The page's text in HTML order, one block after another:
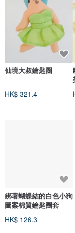
仙境大叔鑰匙圈
HK$ 321.4
綁著蝴蝶結的白色小狗
圖案棉質鑰匙圈套
HK$ 126.3